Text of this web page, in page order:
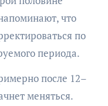
что
по
периода.
после 12–
меняться.